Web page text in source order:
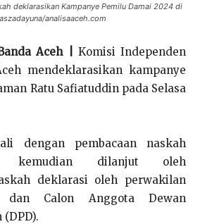
deklarasikan Kampanye Pemilu Damai 2024 di
analisaaceh.com
Aceh |
Komisi Independen
mendeklarasikan kampanye
Ratu Safiatuddin pada Selasa
dengan pembacaan naskah
kemudian dilanjut oleh
deklarasi oleh perwakilan
dan Calon Anggota Dewan